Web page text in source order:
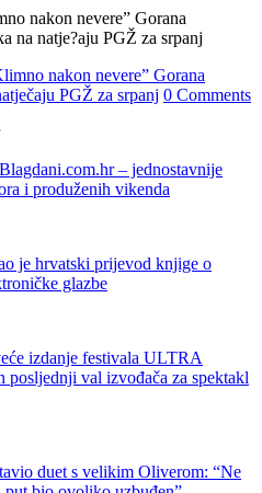
nakon nevere” Gorana
PGŽ za srpanj 0 Comments
– jednostavnije
i produženih vikenda
je hrvatski prijevod knjige o
glazbe
izdanje festivala ULTRA
posljednji val izvođača za spektakl
duet s velikim Oliverom: “Ne